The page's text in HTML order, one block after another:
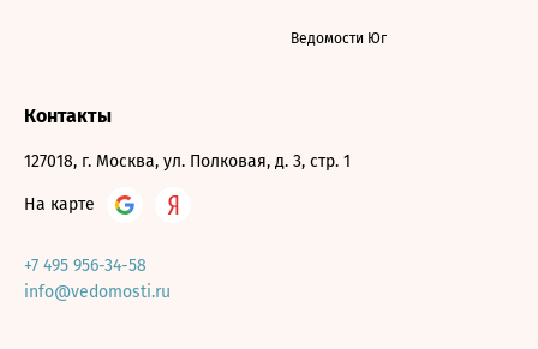
Ведомости Юг
Контакты
127018, г. Москва, ул. Полковая, д. 3, стр. 1
На карте
+7 495 956-34-58
info@vedomosti.ru